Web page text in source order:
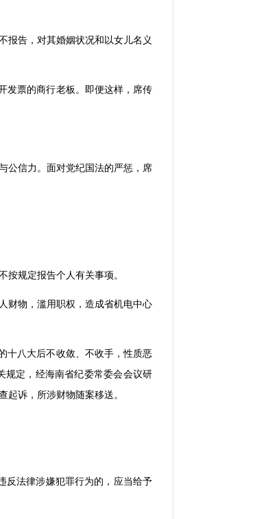
报告，对其婚姻状况和以女儿名义
发票的商行老板。即便这样，席传
公信力。面对党纪国法的严惩，席
规定报告个人有关事项。
财物，滥用职权，造成省机电中心
十八大后不收敛、不收手，性质恶
规定，经海南省纪委常委会会议研
诉，所涉财物随案移送。
反法律涉嫌犯罪行为的，应当给予